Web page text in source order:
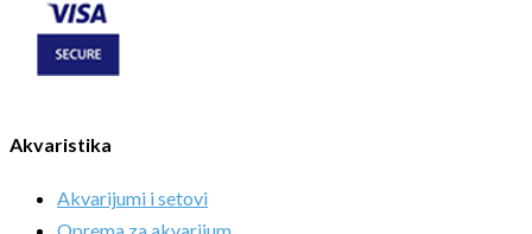
Akvaristika
Akvarijumi i setovi
Oprema za akvarijum